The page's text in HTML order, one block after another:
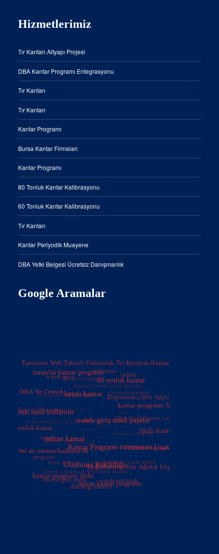
Hizmetlerimiz
Tır Kantarı Altyapı Projesi
DBA Kantar Programı Entegrasyonu
Tır Kantarı
Tır Kantarı
Kantar Programı
Bursa Kantar Firmaları
Kantar Programı
80 Tonluk Kantar Kalibrasyonu
60 Tonluk Kantar Kalibrasyonu
Tır Kantarı
Kantar Periyodik Muayene
DBA Yetki Belgesi Ücretsiz Danışmanlık
Google Aramalar